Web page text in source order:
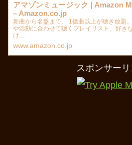
アマゾンミュージック | Amazon
– Amazon.co.jp
新曲から名盤まで、 1億曲以上が聴き放題
や活動に合わせて聴くプレイリスト、好き
け…
www.amazon.co.jp
スポンサーリ